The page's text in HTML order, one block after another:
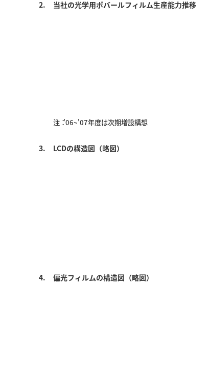
2. 当社の光学用ポバールフィルム生産能力推移
注：'06~'07年度は次期増設構想
3. LCDの構造図（略図）
4. 偏光フィルムの構造図（略図）